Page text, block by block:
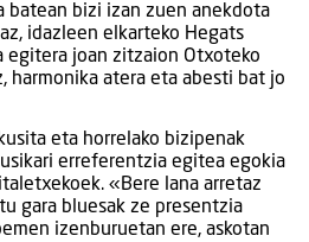
batean bizi izan zuen anekdota
idazleen elkarteko Hegats
egitera joan zitzaion Otxoteko
harmonika atera eta abesti bat jo
eta horrelako bizipenak
erreferentzia egitea egokia
«Bere lana arretaz
gara bluesak ze presentzia
izenburuetan ere, askotan